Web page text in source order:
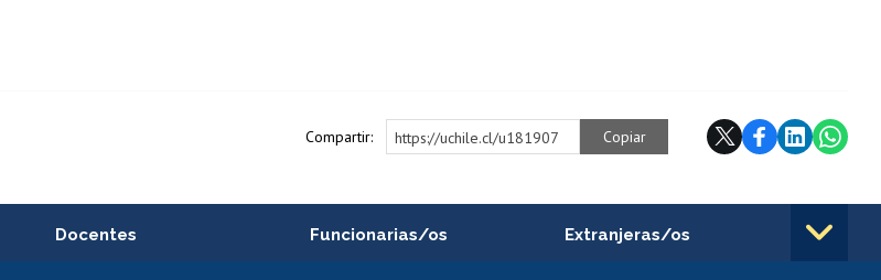
Compartir: https://uchile.cl/u181907 Copiar
Docentes Funcionarias/os Extranjeras/os